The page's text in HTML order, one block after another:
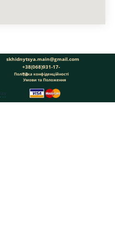
Умови та Положення
Політика конфіденційності
skhidnytsya.main@gmail.com
+38(068)931-17-
13